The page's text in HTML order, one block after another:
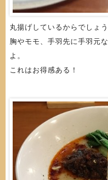
丸揚げしているからでしょ
胸やモモ、手羽先に手羽元
よ。
これはお得感ある！